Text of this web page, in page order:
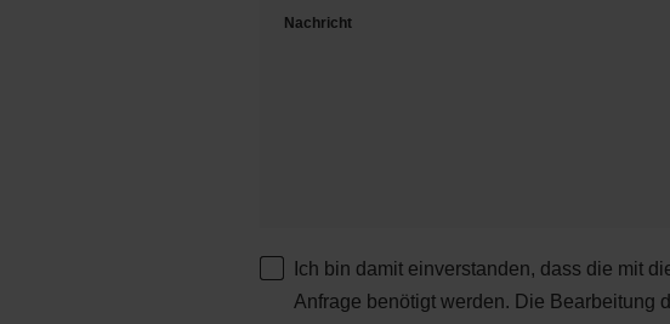
Nachricht
Ich bin damit einverstanden, dass die mit
Anfrage benötigt werden. Die Bearbeitung